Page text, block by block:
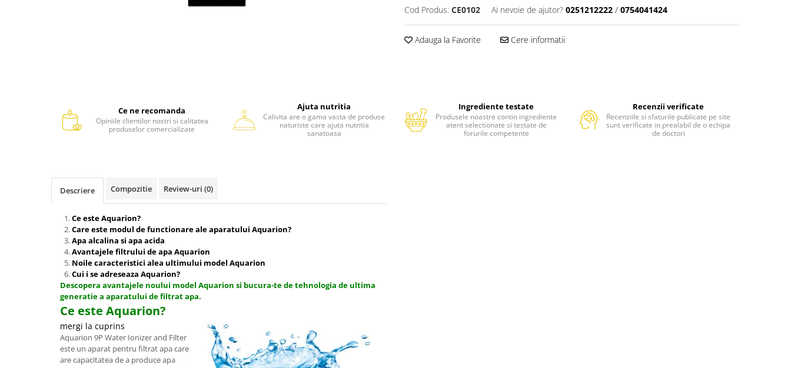
Cod Produs: CE0102 Ai nevoie de ajutor? 0251212222 / 0754041424
Adauga la Favorite Cere informatii
Ce ne recomanda
Opiniile clientilor nostri si calitatea
produselor comercializate
Ajuta nutritia
Calivita are o gama vasta de produse
naturiste care ajuta nutritia
sanatoasa
Ingrediente testate
Produsele noastre contin ingrediente
atent selectionate si testate de
forurile competente
Recenzii verificate
Recenziile si sfaturile publicate pe site
sunt verificate in prealabil de o echipa
de doctori
Descriere Compozitie Review-uri (0)
Ce este Aquarion?
Care este modul de functionare ale aparatului Aquarion?
Apa alcalina si apa acida
Avantajele filtrului de apa Aquarion
Noile caracteristici alea ultimului model Aquarion
Cui i se adreseaza Aquarion?
Descopera avantajele noului model Aquarion si bucura-te de tehnologia de ultima
generatie a aparatului de filtrat apa.
Ce este Aquarion?
mergi la cuprins
Aquarion 9P Water Ionizer and Filter
este un aparat pentru filtrat apa care
are capacitatea de a produce apa